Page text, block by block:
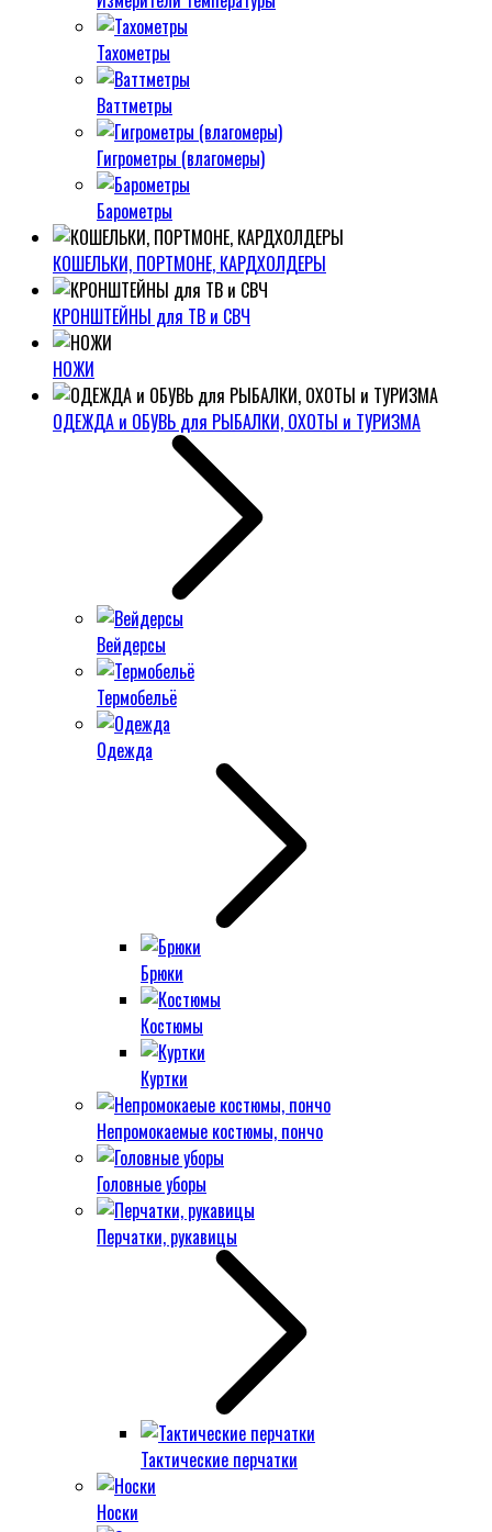
Тахометры
Ваттметры
Гигрометры (влагомеры)
Барометры
КОШЕЛЬКИ, ПОРТМОНЕ, КАРДХОЛДЕРЫ
КРОНШТЕЙНЫ для ТВ и СВЧ
НОЖИ
ОДЕЖДА и ОБУВЬ для РЫБАЛКИ, ОХОТЫ и ТУРИЗМА
Вейдерсы
Термобельё
Одежда
Брюки
Костюмы
Куртки
Непромокаемые костюмы, пончо
Головные уборы
Перчатки, рукавицы
Тактические перчатки
Носки